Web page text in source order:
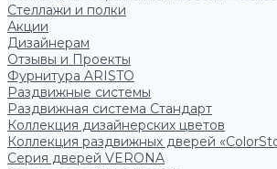
Стеллажи и полки
Акции
Дизайнерам
Отзывы и Проекты
Фурнитура ARISTO
Раздвижные системы
Раздвижная система Стандарт
Коллекция дизайнерских цветов
Коллекция раздвижных дверей
Серия дверей VERONA